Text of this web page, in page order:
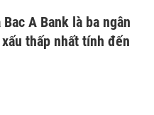
A Bank là ba ngân
thấp nhất tính đến